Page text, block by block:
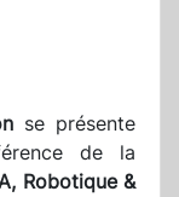
se présente
de la
Robotique &